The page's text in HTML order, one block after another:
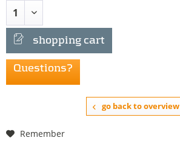
shopping cart
Questions?
go back to overview
Remember